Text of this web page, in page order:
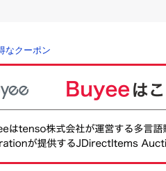
なクーポン